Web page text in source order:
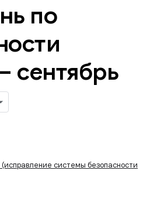
по
сентябрь
системы безопасности